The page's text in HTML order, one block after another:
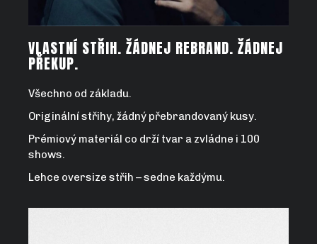
VLASTNÍ STŘIH. ŽÁDNEJ REBRAND. ŽÁDNEJ
PŘEKUP.
Všechno od základu.
Originální střihy, žádný přebrandovaný kusy.
Prémiový materiál co drží tvar a zvládne i 100
shows.
Lehce oversize střih – sedne každýmu.